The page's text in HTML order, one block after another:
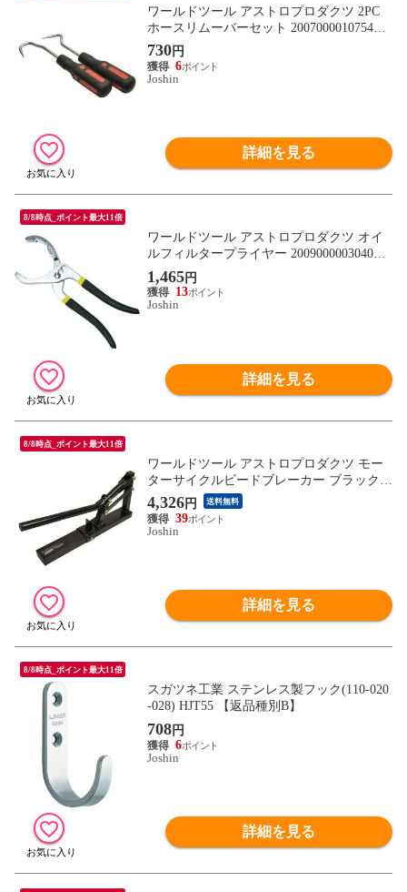
ワールドツール アストロプロダクツ 2PC
ホースリムーバーセット 2007000010754
【返品種別B】
730円
6
Joshin
詳細を見る
8/8時点_ポイント最大11倍
ワールドツール アストロプロダクツ オイ
ルフィルタープライヤー 2009000003040
【返品種別B】
1,465円
13
Joshin
詳細を見る
8/8時点_ポイント最大11倍
ワールドツール アストロプロダクツ モー
ターサイクルビードブレーカー ブラック 2
007000011263 【返品種別B】
4,326円 送料無料
39
Joshin
詳細を見る
8/8時点_ポイント最大11倍
スガツネ工業 ステンレス製フック(110-020
-028) HJT55 【返品種別B】
708円
6
Joshin
詳細を見る